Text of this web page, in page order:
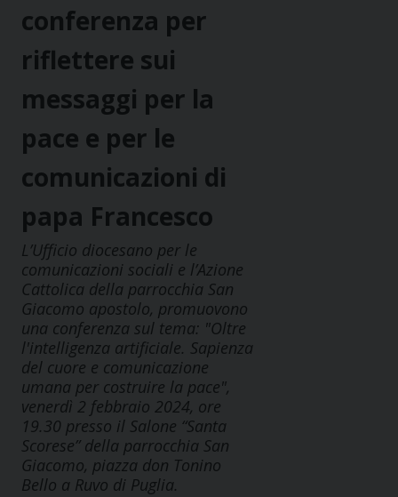
conferenza per
riflettere sui
messaggi per la
pace e per le
comunicazioni di
papa Francesco
L’Ufficio diocesano per le
comunicazioni sociali e l’Azione
Cattolica della parrocchia San
Giacomo apostolo, promuovono
una conferenza sul tema: "Oltre
l'intelligenza artificiale. Sapienza
del cuore e comunicazione
umana per costruire la pace",
venerdì 2 febbraio 2024, ore
19.30 presso il Salone “Santa
Scorese” della parrocchia San
Giacomo, piazza don Tonino
Bello a Ruvo di Puglia.